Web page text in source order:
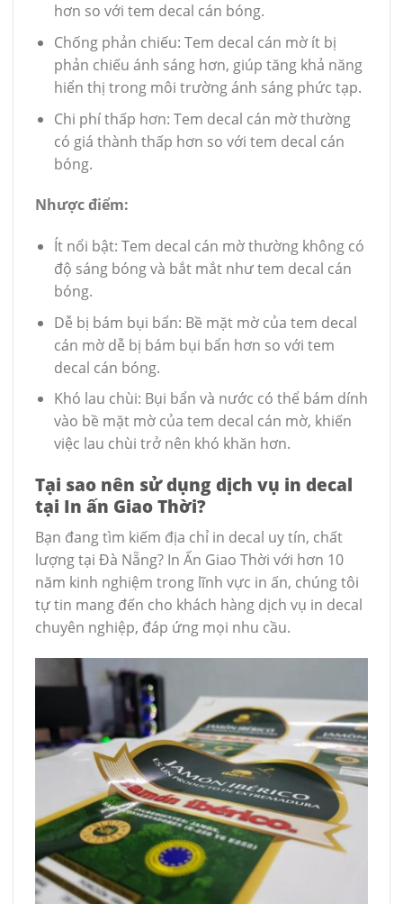
hơn so với tem decal cán bóng.
Chống phản chiếu: Tem decal cán mờ ít bị
phản chiếu ánh sáng hơn, giúp tăng khả năng
hiển thị trong môi trường ánh sáng phức tạp.
Chi phí thấp hơn: Tem decal cán mờ thường
có giá thành thấp hơn so với tem decal cán
bóng.
Nhược điểm:
Ít nổi bật: Tem decal cán mờ thường không có
độ sáng bóng và bắt mắt như tem decal cán
bóng.
Dễ bị bám bụi bẩn: Bề mặt mờ của tem decal
cán mờ dễ bị bám bụi bẩn hơn so với tem
decal cán bóng.
Khó lau chùi: Bụi bẩn và nước có thể bám dính
vào bề mặt mờ của tem decal cán mờ, khiến
việc lau chùi trở nên khó khăn hơn.
Tại sao nên sử dụng dịch vụ in decal
tại In ấn Giao Thời?
Bạn đang tìm kiếm địa chỉ in decal uy tín, chất
lượng tại Đà Nẵng? In Ấn Giao Thời với hơn 10
năm kinh nghiệm trong lĩnh vực in ấn, chúng tôi
tự tin mang đến cho khách hàng dịch vụ in decal
chuyên nghiệp, đáp ứng mọi nhu cầu.